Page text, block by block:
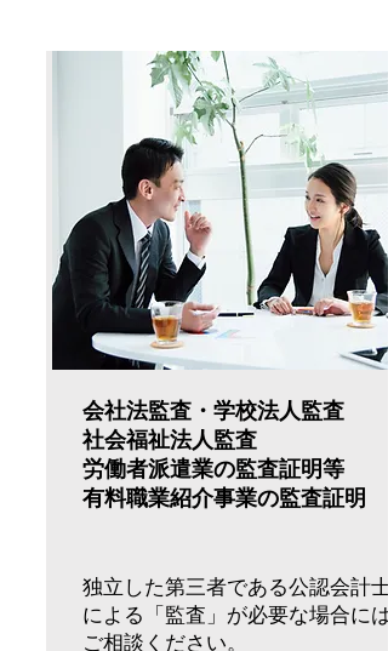
会社法監査・学校法人監査
​社会福祉法人監査
労働者派遣業の監査証明等
​有料職業紹介事業の監査証明
独立した第三者である公認会計士
による「監査」が必要な場合には
ご相談ください。